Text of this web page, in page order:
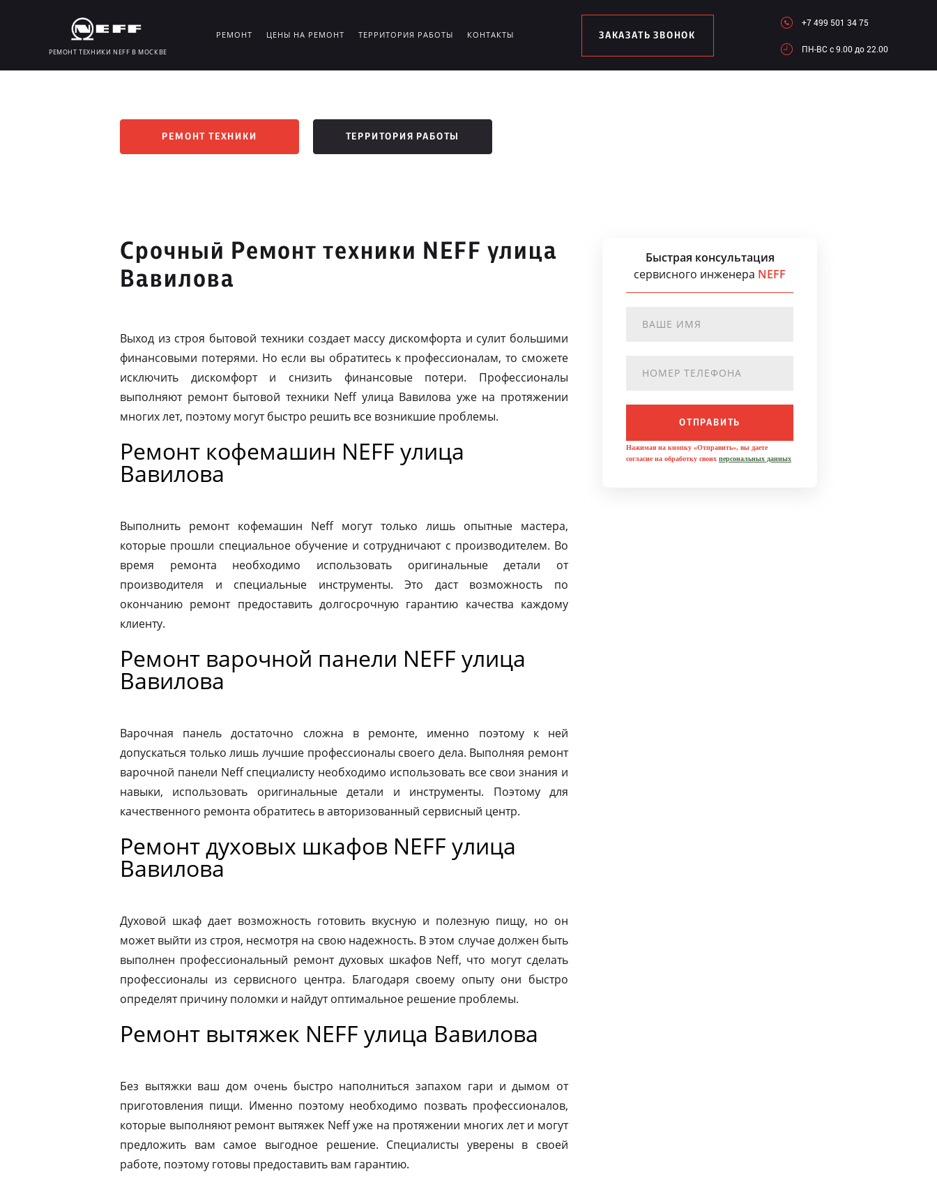
РЕМОНТ ТЕХНИКИ NEFF В МОСКВЕ
РЕМОНТ ЦЕНЫ НА РЕМОНТ ТЕРРИТОРИЯ РАБОТЫ КОНТАКТЫ ЗАКАЗАТЬ ЗВОНОК
+7 499 501 34 75
ПН-ВC c 9.00 до 22.00
РЕМОНТ ТЕХНИКИ ТЕРРИТОРИЯ РАБОТЫ
Срочный Ремонт техники NEFF улица
Вавилова
Выход из строя бытовой техники создает массу дискомфорта и сулит большими
финансовыми потерями. Но если вы обратитесь к профессионалам, то сможете
исключить дискомфорт и снизить финансовые потери. Профессионалы
выполняют ремонт бытовой техники Neff улица Вавилова уже на протяжении
многих лет, поэтому могут быстро решить все возникшие проблемы.
Ремонт кофемашин NEFF улица
Вавилова
Выполнить ремонт кофемашин Neff могут только лишь опытные мастера,
которые прошли специальное обучение и сотрудничают с производителем. Во
время ремонта необходимо использовать оригинальные детали от
производителя и специальные инструменты. Это даст возможность по
окончанию ремонт предоставить долгосрочную гарантию качества каждому
клиенту.
Ремонт варочной панели NEFF улица
Вавилова
Варочная панель достаточно сложна в ремонте, именно поэтому к ней
допускаться только лишь лучшие профессионалы своего дела. Выполняя ремонт
варочной панели Neff специалисту необходимо использовать все свои знания и
навыки, использовать оригинальные детали и инструменты. Поэтому для
качественного ремонта обратитесь в авторизованный сервисный центр.
Ремонт духовых шкафов NEFF улица
Вавилова
Духовой шкаф дает возможность готовить вкусную и полезную пищу, но он
может выйти из строя, несмотря на свою надежность. В этом случае должен быть
выполнен профессиональный ремонт духовых шкафов Neff, что могут сделать
профессионалы из сервисного центра. Благодаря своему опыту они быстро
определят причину поломки и найдут оптимальное решение проблемы.
Ремонт вытяжек NEFF улица Вавилова
Без вытяжки ваш дом очень быстро наполниться запахом гари и дымом от
приготовления пищи. Именно поэтому необходимо позвать профессионалов,
которые выполняют ремонт вытяжек Neff уже на протяжении многих лет и могут
предложить вам самое выгодное решение. Специалисты уверены в своей
работе, поэтому готовы предоставить вам гарантию.
Быстрая консультация
сервисного инженера NEFF
ОТПРАВИТЬ
Нажимая на кнопку «Отправить», вы даете
согласие на обработку своих персональных данных